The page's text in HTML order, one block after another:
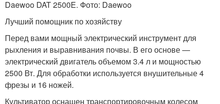
Daewoo DAT 2500E. Фото: Daewoo
Лучший помощник по хозяйству
Перед вами мощный электрический инструмент для
рыхления и выравнивания почвы. В его основе —
электрический двигатель объемом 3.4 л и мощностью
2500 Вт. Для обработки используется внушительные 4
фрезы и 16 ножей.
Культиватор оснащен транспортировочным колесом